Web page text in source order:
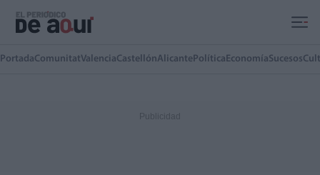
PortadaComunitatValenciaCastellónAlicante Política EconomíaSucesos